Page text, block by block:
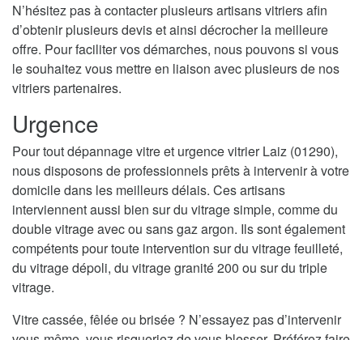
N’hésitez pas à contacter plusieurs artisans vitriers afin
d’obtenir plusieurs devis et ainsi décrocher la meilleure
offre. Pour faciliter vos démarches, nous pouvons si vous
le souhaitez vous mettre en liaison avec plusieurs de nos
vitriers partenaires.
Urgence
Pour tout dépannage vitre et urgence vitrier Laiz (01290),
nous disposons de professionnels prêts à intervenir à votre
domicile dans les meilleurs délais. Ces artisans
interviennent aussi bien sur du vitrage simple, comme du
double vitrage avec ou sans gaz argon. Ils sont également
compétents pour toute intervention sur du vitrage feuilleté,
du vitrage dépoli, du vitrage granité 200 ou sur du triple
vitrage.
Vitre cassée, fêlée ou brisée ? N’essayez pas d’intervenir